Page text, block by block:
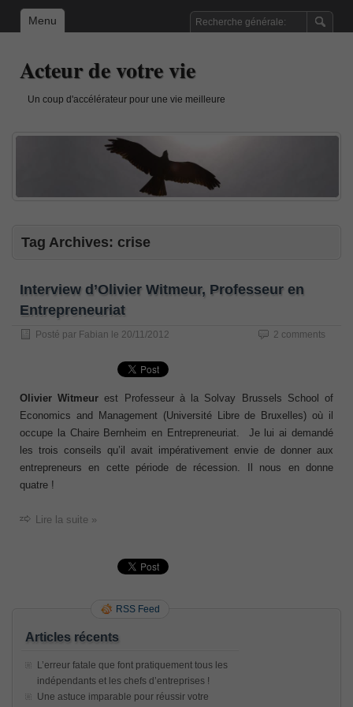
Menu
Acteur de votre vie
Un coup d'accélérateur pour une vie meilleure
Tag Archives: crise
Interview d’Olivier Witmeur, Professeur en
Entrepreneuriat
Posté par Fabian le 20/11/2012 2 comments
Olivier Witmeur est Professeur à la Solvay Brussels School of
Economics and Management (Université Libre de Bruxelles) où il
occupe la Chaire Bernheim en Entrepreneuriat. Je lui ai demandé
les trois conseils qu’il avait impérativement envie de donner aux
entrepreneurs en cette période de récession. Il nous en donne
quatre !
Lire la suite »
RSS Feed
Articles récents
L’erreur fatale que font pratiquement tous les
indépendants et les chefs d’entreprises !
Une astuce imparable pour réussir votre